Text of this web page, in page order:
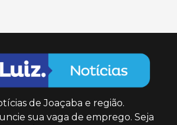
de Joaçaba e região.
sua vaga de emprego. Seja